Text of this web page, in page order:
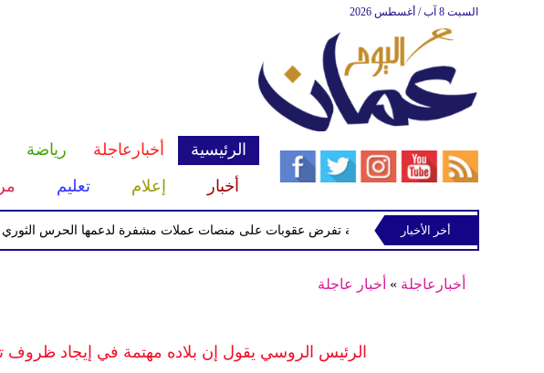
السبت 8 آب / أغسطس 2026
الرئيسية أخبارعاجلة رياضة
أخبار
إعلام تعليم
الخزانة الأميركية تفرض عقوبات على منصات عملات مشفرة لدعمها الحرس الثوري الإيراني
أخر الأخبار
أخبارعاجلة » أخبار عاجلة
الرئيس الروسي يقول إن بلاده مهتمة في إيجاد ظروف